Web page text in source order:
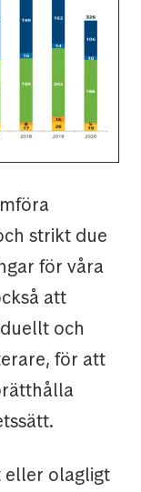
strikt due
för våra
att
och
för att
eller olagligt